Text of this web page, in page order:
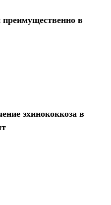
преимущественно в
эхинококкоза в